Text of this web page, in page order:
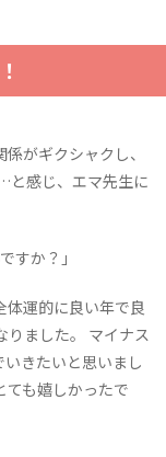
がギクシャクし、
と感じ、エマ先生に
すか？」
体運的に良い年で良
りました。 マイナス
きたいと思いまし
ても嬉しかったで